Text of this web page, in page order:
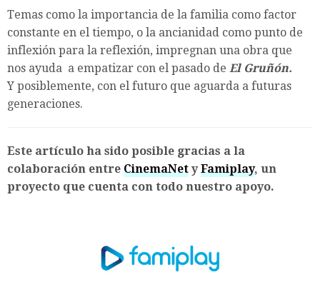
Temas como la importancia de la familia como factor
constante en el tiempo, o la ancianidad como punto de
inflexión para la reflexión, impregnan una obra que
nos ayuda a empatizar con el pasado de El Gruñón.
Y posiblemente, con el futuro que aguarda a futuras
generaciones.
Este artículo ha sido posible gracias a la
colaboración entre CinemaNet yFamiplay, un
proyecto que cuenta con todo nuestro apoyo.